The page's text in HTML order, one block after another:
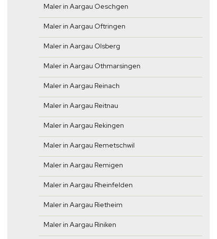
Maler in Aargau Oeschgen
Maler in Aargau Oftringen
Maler in Aargau Olsberg
Maler in Aargau Othmarsingen
Maler in Aargau Reinach
Maler in Aargau Reitnau
Maler in Aargau Rekingen
Maler in Aargau Remetschwil
Maler in Aargau Remigen
Maler in Aargau Rheinfelden
Maler in Aargau Rietheim
Maler in Aargau Riniken